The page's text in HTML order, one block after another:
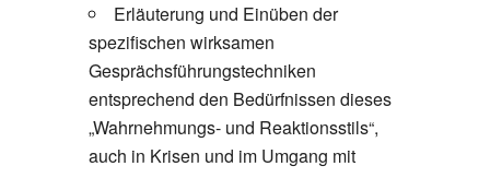
Erläuterung und Einüben der
spezifischen wirksamen
Gesprächsführungstechniken
entsprechend den Bedürfnissen dieses
„Wahrnehmungs- und Reaktionsstils“,
auch in Krisen und im Umgang mit